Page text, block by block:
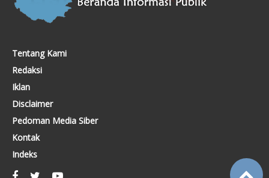
Tentang Kami
Redaksi
Iklan
Disclaimer
Pedoman Media Siber
Kontak
Indeks